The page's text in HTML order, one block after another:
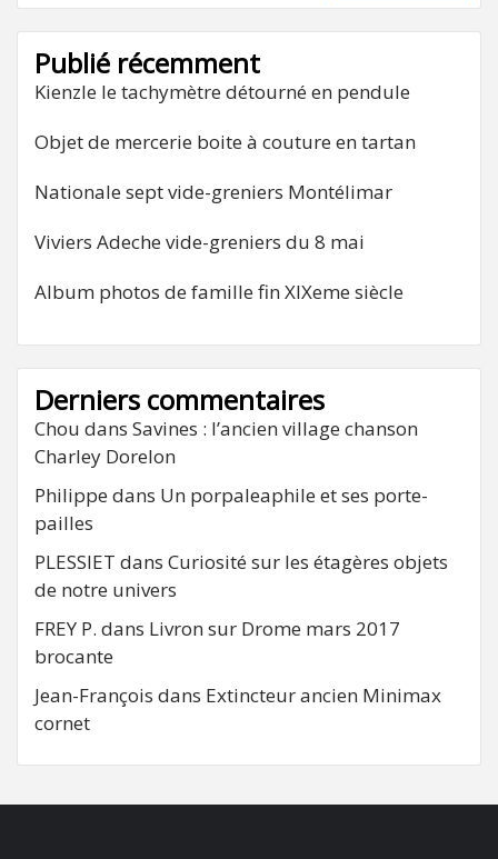
Publié récemment
Kienzle le tachymètre détourné en pendule
Objet de mercerie boite à couture en tartan
Nationale sept vide-greniers Montélimar
Viviers Adeche vide-greniers du 8 mai
Album photos de famille fin XIXeme siècle
Derniers commentaires
Chou dans Savines : l’ancien village chanson
Charley Dorelon
Philippe dans Un porpaleaphile et ses porte-
pailles
PLESSIET dans Curiosité sur les étagères objets
de notre univers
FREY P. dans Livron sur Drome mars 2017
brocante
Jean-François dans Extincteur ancien Minimax
cornet